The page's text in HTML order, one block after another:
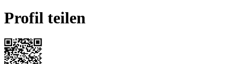
Profil teilen